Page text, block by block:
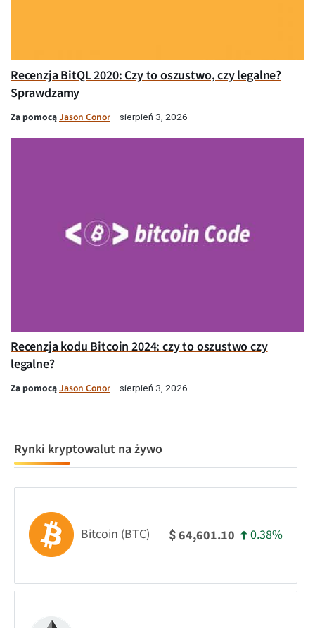
Recenzja BitQL 2020: Czy to oszustwo, czy legalne?
Sprawdzamy
Za pomocąJason Conor sierpień 3, 2026
Recenzja kodu Bitcoin 2024: czy to oszustwo czy
legalne?
Za pomocąJason Conor sierpień 3, 2026
Rynki kryptowalut na żywo
Bitcoin (BTC) $64,601.10 0.38%